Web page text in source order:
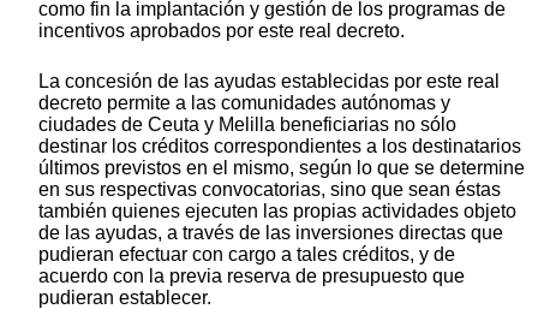
como fin la implantación y gestión de los programas de
incentivos aprobados por este real decreto.
La concesión de las ayudas establecidas por este real
decreto permite a las comunidades autónomas y
ciudades de Ceuta y Melilla beneficiarias no sólo
destinar los créditos correspondientes a los destinatarios
últimos previstos en el mismo, según lo que se determine
en sus respectivas convocatorias, sino que sean éstas
también quienes ejecuten las propias actividades objeto
de las ayudas, a través de las inversiones directas que
pudieran efectuar con cargo a tales créditos, y de
acuerdo con la previa reserva de presupuesto que
pudieran establecer.